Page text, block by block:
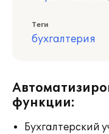
Теги
бухгалтерия
функции:
Бухгалтерский